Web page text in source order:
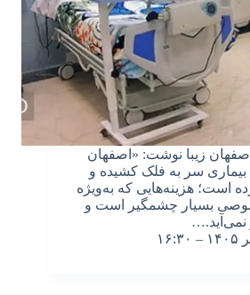
زیبا نوشت: «اصفهان
بیماری سر به فلک کشیده و
است؛ هزینه‌هایی که به‌ویژه
بسیار چشمگیر است و